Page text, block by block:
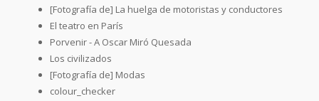
[Fotografía de] La huelga de motoristas y conductores
El teatro en París
Porvenir - A Oscar Miró Quesada
Los civilizados
[Fotografía de] Modas
colour_checker